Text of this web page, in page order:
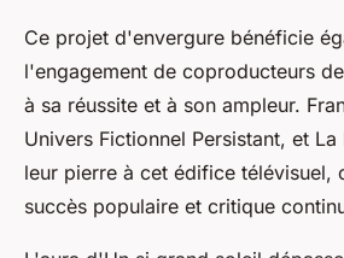
Ce projet d'envergure bénéficie
l'engagement de coproducteurs
à sa réussite et à son ampleur.
Univers Fictionnel Persistant, et
leur pierre à cet édifice télévisuel,
succès populaire et critique